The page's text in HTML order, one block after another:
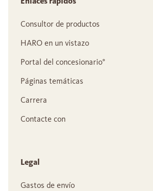
Consultor de productos
HARO en un vistazo
Portal del concesionario°
Páginas temáticas
Carrera
Contacte con
Legal
Gastos de envío